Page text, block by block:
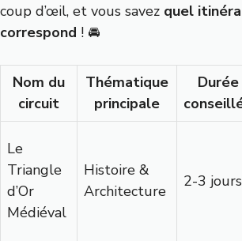
coup d’œil, et vous savez quel
correspond ! 🚘
Nom du
circuit
Thématique
principale
Durée
Le
Triangle
d’Or
Médiéval
Histoire &
Architecture
2-3 jours